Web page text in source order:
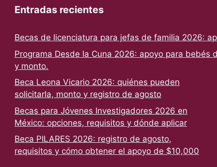
Entradas recientes
Becas de licenciatura para jefas de familia 2026:
Programa Desde la Cuna 2026: apoyo para bebés
y monto.
Beca Leona Vicario 2026: quiénes pueden
solicitarla, monto y registro de agosto
Becas para Jóvenes Investigadores 2026 en
México: opciones, requisitos y dónde aplicar
Beca PILARES 2026: registro de agosto,
requisitos y cómo obtener el apoyo de $10,000